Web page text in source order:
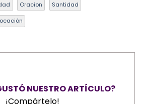
Oracion Santidad
NUESTRO ARTÍCULO?
¡Compártelo!